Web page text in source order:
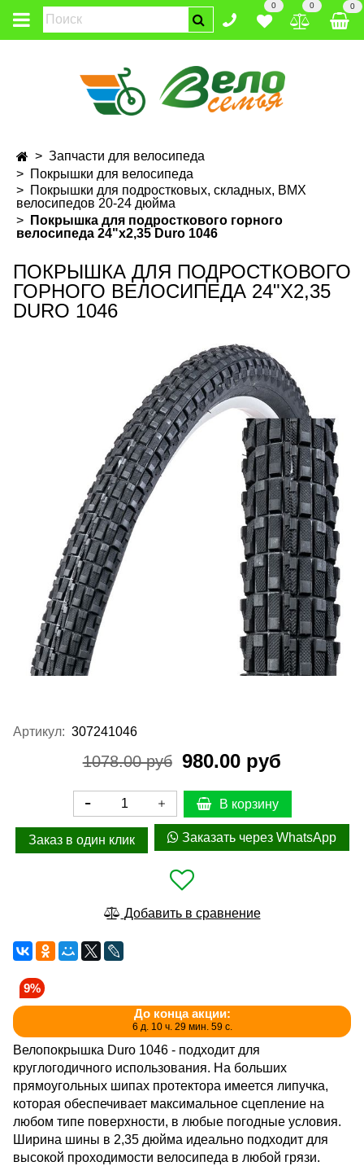
0 0 0
Запчасти для велосипеда
Покрышки для велосипеда
Покрышки для подростковых, складных, BMX
велосипедов 20-24 дюйма
Покрышка для подросткового горного
велосипеда 24"х2,35 Duro 1046
ПОКРЫШКА ДЛЯ ПОДРОСТКОВОГО
ГОРНОГО ВЕЛОСИПЕДА 24"Х2,35
DURO 1046
Артикул: 307241046
1078.00 руб 980.00 руб
В корзину
Заказ в один клик Заказать через WhatsApp
Добавить в сравнение
9%
До конца акции:
6 д. 10 ч. 29 мин. 59 с.
Велопокрышка Duro 1046 - подходит для
круглогодичного использования. На больших
прямоугольных шипах протектора имеется липучка,
которая обеспечивает максимальное сцепление на
любом типе поверхности, в любые погодные условия.
Ширина шины в 2,35 дюйма идеально подходит для
высокой проходимости велосипеда в любой грязи.